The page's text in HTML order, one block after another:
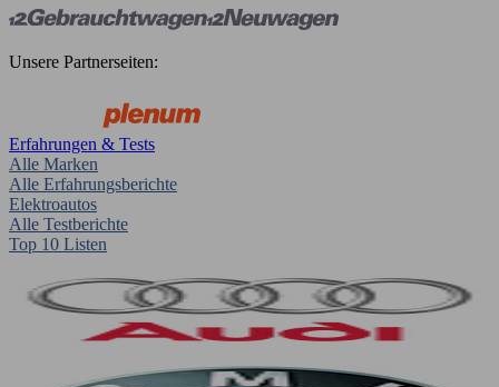
Unsere Partnerseiten:
Erfahrungen & Tests
Alle Marken
Alle Erfahrungsberichte
Elektroautos
Alle Testberichte
Top 10 Listen